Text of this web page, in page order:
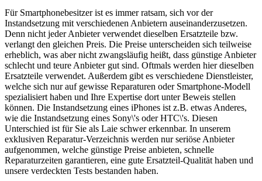
Für Smartphonebesitzer ist es immer ratsam, sich vor der
Instandsetzung mit verschiedenen Anbietern auseinanderzusetzen.
Denn nicht jeder Anbieter verwendet dieselben Ersatzteile bzw.
verlangt den gleichen Preis. Die Preise unterscheiden sich teilweise
erheblich, was aber nicht zwangsläufig heißt, dass günstige Anbieter
schlecht und teure Anbieter gut sind. Oftmals werden hier dieselben
Ersatzteile verwendet. Außerdem gibt es verschiedene Dienstleister,
welche sich nur auf gewisse Reparaturen oder Smartphone-Modell
spezialisiert haben und Ihre Expertise dort unter Beweis stellen
können. Die Instandsetzung eines iPhones ist z.B. etwas Anderes,
wie die Instandsetzung eines Sony\'s oder HTC\'s. Diesen
Unterschied ist für Sie als Laie schwer erkennbar. In unserem
exklusiven Reparatur-Verzeichnis werden nur seriöse Anbieter
aufgenommen, welche günstige Preise anbieten, schnelle
Reparaturzeiten garantieren, eine gute Ersatzteil-Qualität haben und
unsere verdeckten Tests bestanden haben.